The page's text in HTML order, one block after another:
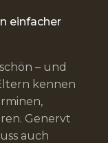
einfacher
– und
kennen
Genervt
auch